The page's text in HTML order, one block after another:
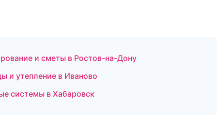
и сметы в Ростов-на-Дону
утепление в Иваново
системы в Хабаровск